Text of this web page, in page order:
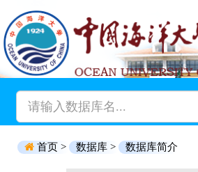
首页 > 数据库 > 数据库简介